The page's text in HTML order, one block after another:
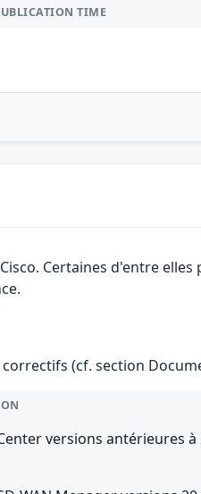
TIME
Certaines d'entre
(cf. section
versions antérieures à